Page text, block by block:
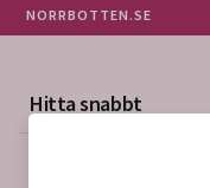
NORRBOTTEN.SE
Hitta snabbt
Mer på